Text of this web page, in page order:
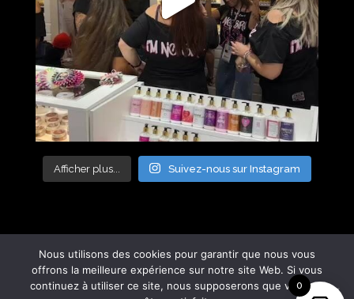
Afficher plus... Suivez-nous sur Instagram
0
Nous utilisons des cookies pour garantir que nous vous
offrons la meilleure expérience sur notre site Web. Si vous
continuez à utiliser ce site, nous supposerons que vous en